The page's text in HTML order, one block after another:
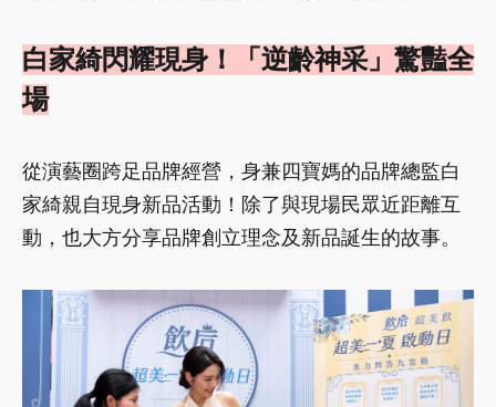
白家綺閃耀現身！「逆齡神采」驚豔全
場
從演藝圈跨足品牌經營，身兼四寶媽的品牌總監白
家綺親自現身新品活動！除了與現場民眾近距離互
動，也大方分享品牌創立理念及新品誕生的故事。